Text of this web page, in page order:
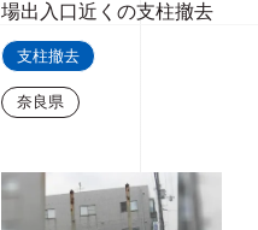
場出入口近くの支柱撤去
支柱撤去
奈良県